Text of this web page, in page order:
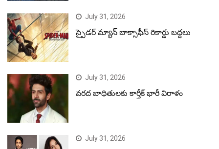
July 31, 2026
స్పైడర్ మ్యాన్ బాక్సాఫీస్ రికార్డు బద్దలు
July 31, 2026
వరద బాధితులకు కార్తీక్ భారీ విరాళం
July 31, 2026